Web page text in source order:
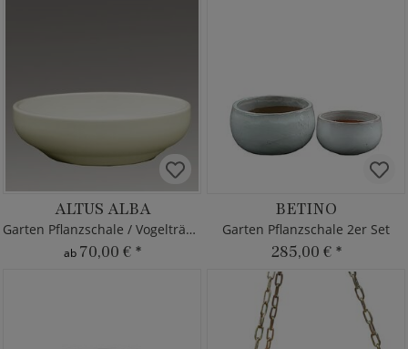
ALTUS ALBA
Garten Pflanzschale / Vogeltränke
ab 70,00 € *
BETINO
Garten Pflanzschale 2er Set
285,00 € *